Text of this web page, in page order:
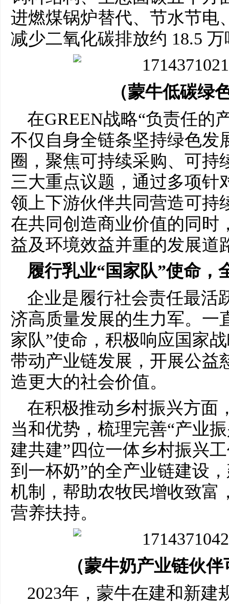
进燃煤锅炉替代、节水节电
减少二氧化碳排放约 18.5
（蒙牛低碳绿
在GREEN战略“负责任的
不仅自身全链条坚持绿色发
圈，聚焦可持续采购、可持
三大重点议题，通过多项针
领上下游伙伴共同营造可持
在共同创造商业价值的同时
益及环境效益并重的发展道
履行乳业“国家队”使命，
企业是履行社会责任最活
济高质量发展的生力军。一
家队”使命，积极响应国家
带动产业链发展，开展公益
造更大的社会价值。
在积极推动乡村振兴方面
当和优势，梳理完善“产业
建共建”四位一体乡村振兴
到一杯奶”的全产业链建设
机制，帮助农牧民增收致富
营养扶持。
（蒙牛奶产业链伙
2023年，蒙牛在建和新建